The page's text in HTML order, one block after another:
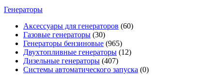
Генераторы
Аксессуары для генераторов (60)
Газовые генераторы (30)
Генераторы бензиновые (965)
Двухтопливные генераторы (12)
Дизельные генераторы (407)
Системы автоматического запуска (0)